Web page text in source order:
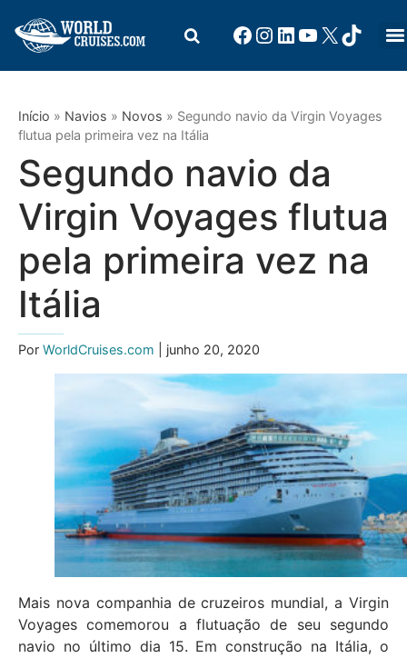
Início » Navios » Novos » Segundo navio da Virgin Voyages
flutua pela primeira vez na Itália
Segundo navio da
Virgin Voyages flutua
pela primeira vez na
Itália
Por WorldCruises.com | junho 20, 2020
Mais nova companhia de cruzeiros mundial, a Virgin
Voyages comemorou a flutuação de seu segundo
navio no último dia 15. Em construção na Itália, o